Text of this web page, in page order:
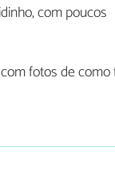
com poucos
fotos de